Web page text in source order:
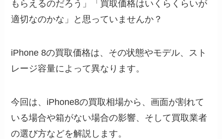
もらえるのだろう」「買取価格はいくらくらいが
適切なのかな」と思っていませんか？
iPhone 8の買取価格は、その状態やモデル、スト
レージ容量によって異なります。
今回は、iPhone8の買取相場から、画面が割れて
いる場合や箱がない場合の影響、そして買取業者
の選び方などを解説します。